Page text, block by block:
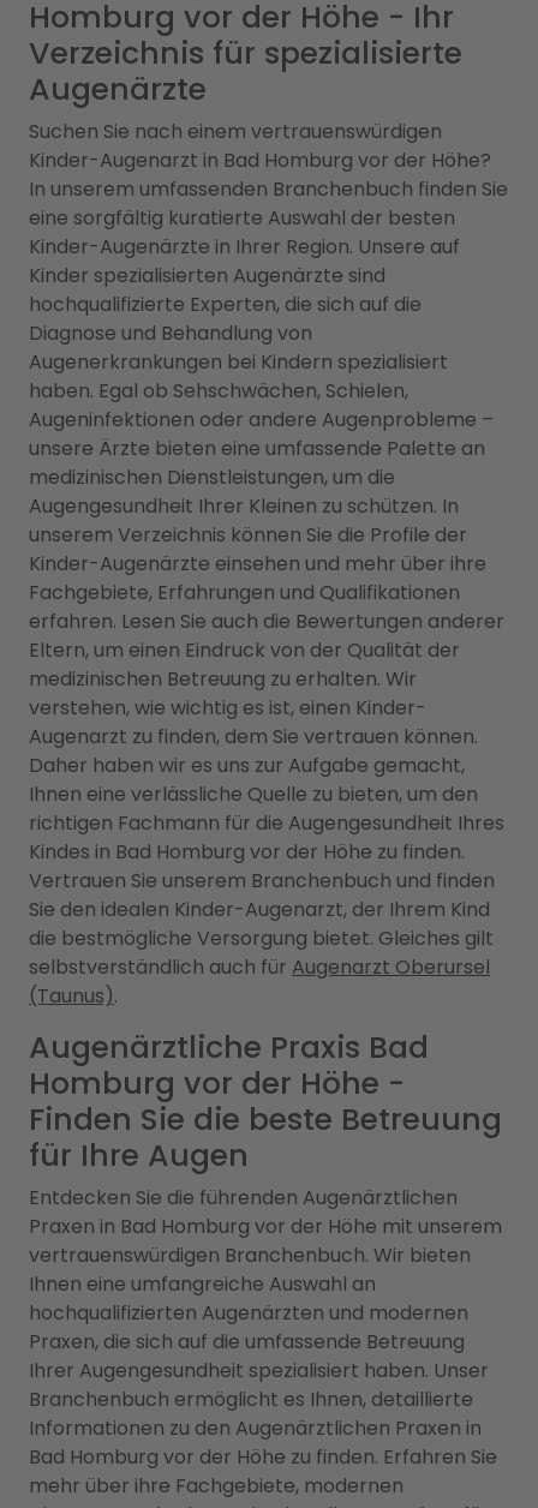
Homburg vor der Höhe - Ihr
Verzeichnis für spezialisierte
Augenärzte
Suchen Sie nach einem vertrauenswürdigen
Kinder-Augenarzt in Bad Homburg vor der Höhe?
In unserem umfassenden Branchenbuch finden Sie
eine sorgfältig kuratierte Auswahl der besten
Kinder-Augenärzte in Ihrer Region. Unsere auf
Kinder spezialisierten Augenärzte sind
hochqualifizierte Experten, die sich auf die
Diagnose und Behandlung von
Augenerkrankungen bei Kindern spezialisiert
haben. Egal ob Sehschwächen, Schielen,
Augeninfektionen oder andere Augenprobleme –
unsere Ärzte bieten eine umfassende Palette an
medizinischen Dienstleistungen, um die
Augengesundheit Ihrer Kleinen zu schützen. In
unserem Verzeichnis können Sie die Profile der
Kinder-Augenärzte einsehen und mehr über ihre
Fachgebiete, Erfahrungen und Qualifikationen
erfahren. Lesen Sie auch die Bewertungen anderer
Eltern, um einen Eindruck von der Qualität der
medizinischen Betreuung zu erhalten. Wir
verstehen, wie wichtig es ist, einen Kinder-
Augenarzt zu finden, dem Sie vertrauen können.
Daher haben wir es uns zur Aufgabe gemacht,
Ihnen eine verlässliche Quelle zu bieten, um den
richtigen Fachmann für die Augengesundheit Ihres
Kindes in Bad Homburg vor der Höhe zu finden.
Vertrauen Sie unserem Branchenbuch und finden
Sie den idealen Kinder-Augenarzt, der Ihrem Kind
die bestmögliche Versorgung bietet. Gleiches gilt
selbstverständlich auch für Augenarzt Oberursel
(Taunus).
Augenärztliche Praxis Bad
Homburg vor der Höhe -
Finden Sie die beste Betreuung
für Ihre Augen
Entdecken Sie die führenden Augenärztlichen
Praxen in Bad Homburg vor der Höhe mit unserem
vertrauenswürdigen Branchenbuch. Wir bieten
Ihnen eine umfangreiche Auswahl an
hochqualifizierten Augenärzten und modernen
Praxen, die sich auf die umfassende Betreuung
Ihrer Augengesundheit spezialisiert haben. Unser
Branchenbuch ermöglicht es Ihnen, detaillierte
Informationen zu den Augenärztlichen Praxen in
Bad Homburg vor der Höhe zu finden. Erfahren Sie
mehr über ihre Fachgebiete, modernen